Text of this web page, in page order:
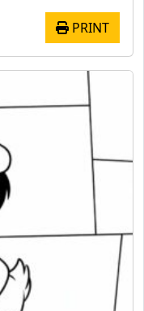
PRINT